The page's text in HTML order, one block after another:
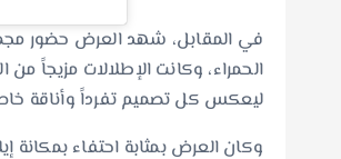
في المقابل، شهد العرض حضور
الحمراء، وكانت الإطلالات مزيجاً من
ليعكس كل تصميم تفرداً وأناقة